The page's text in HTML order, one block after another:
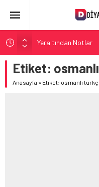
Yeraltından Notlar
Aylak Adam
Zebercet
Demiryolu
Etiket:
Anasayfa » Etiket: osmanlı